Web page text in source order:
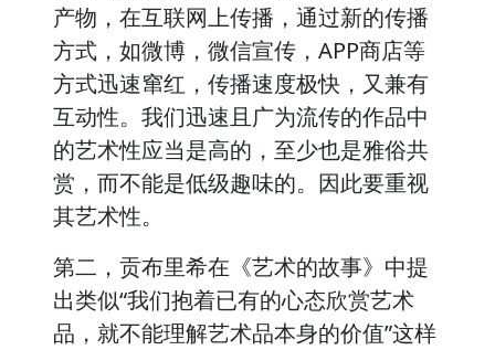
产物，在互联网上传播，通过新的传播
方式，如微博，微信宣传，APP商店等
方式迅速窜红，传播速度极快，又兼有
互动性。我们迅速且广为流传的作品中
的艺术性应当是高的，至少也是雅俗共
赏，而不能是低级趣味的。因此要重视
其艺术性。
第二，贡布里希在《艺术的故事》中提
出类似“我们抱着已有的心态欣赏艺术
品，就不能理解艺术品本身的价值”这样